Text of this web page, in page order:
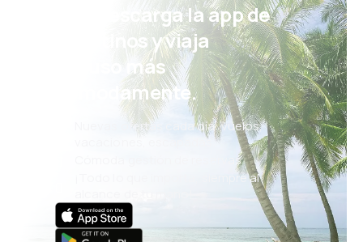
¡Eh! Descarga la app de
eDestinos y viaja
incluso más
cómodamente.
Nuevas ofertas cada día: vuelos,
vacaciones, escapadas
Cómoda gestión de reservas
¡Todo lo que importa, siempre al